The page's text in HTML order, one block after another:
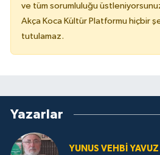
ve tüm sorumluluğu
Akça Koca Kültür Platformu hiçbir
tutulamaz.
Yazarlar
YUNUS VEHBI YAVUZ